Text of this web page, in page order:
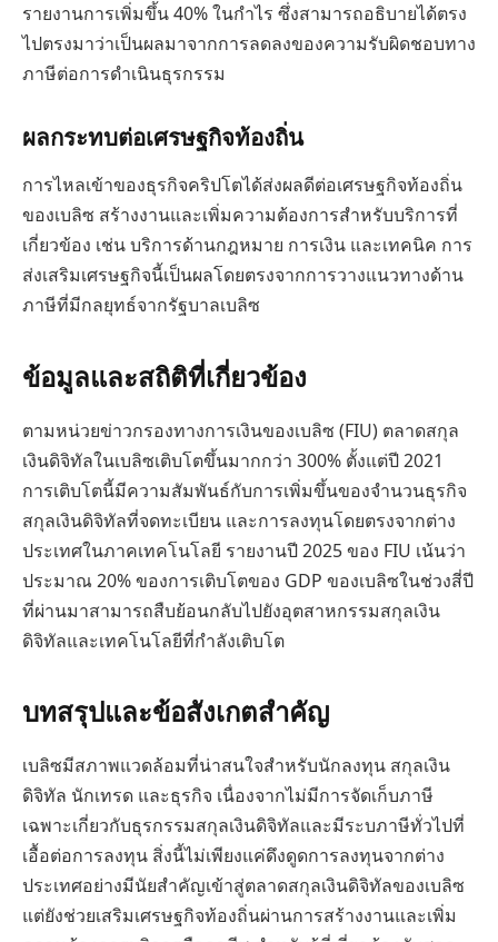
รายงานการเพิ่มขึ้น 40% ในกำไร ซึ่งสามารถอธิบายได้ตรง
ไปตรงมาว่าเป็นผลมาจากการลดลงของความรับผิดชอบทาง
ภาษีต่อการดำเนินธุรกรรม
ผลกระทบต่อเศรษฐกิจท้องถิ่น
การไหลเข้าของธุรกิจคริปโตได้ส่งผลดีต่อเศรษฐกิจท้องถิ่น
ของเบลิซ สร้างงานและเพิ่มความต้องการสำหรับบริการที่
เกี่ยวข้อง เช่น บริการด้านกฎหมาย การเงิน และเทคนิค การ
ส่งเสริมเศรษฐกิจนี้เป็นผลโดยตรงจากการวางแนวทางด้าน
ภาษีที่มีกลยุทธ์จากรัฐบาลเบลิซ
ข้อมูลและสถิติที่เกี่ยวข้อง
ตามหน่วยข่าวกรองทางการเงินของเบลิซ (FIU) ตลาดสกุล
เงินดิจิทัลในเบลิซเติบโตขึ้นมากกว่า 300% ตั้งแต่ปี 2021
การเติบโตนี้มีความสัมพันธ์กับการเพิ่มขึ้นของจำนวนธุรกิจ
สกุลเงินดิจิทัลที่จดทะเบียน และการลงทุนโดยตรงจากต่าง
ประเทศในภาคเทคโนโลยี รายงานปี 2025 ของ FIU เน้นว่า
ประมาณ 20% ของการเติบโตของ GDP ของเบลิซในช่วงสี่ปี
ที่ผ่านมาสามารถสืบย้อนกลับไปยังอุตสาหกรรมสกุลเงิน
ดิจิทัลและเทคโนโลยีที่กำลังเติบโต
บทสรุปและข้อสังเกตสำคัญ
เบลิซมีสภาพแวดล้อมที่น่าสนใจสำหรับนักลงทุน สกุลเงิน
ดิจิทัล นักเทรด และธุรกิจ เนื่องจากไม่มีการจัดเก็บภาษี
เฉพาะเกี่ยวกับธุรกรรมสกุลเงินดิจิทัลและมีระบภาษีทั่วไปที่
เอื้อต่อการลงทุน สิ่งนี้ไม่เพียงแค่ดึงดูดการลงทุนจากต่าง
ประเทศอย่างมีนัยสำคัญเข้าสู่ตลาดสกุลเงินดิจิทัลของเบลิซ
แต่ยังช่วยเสริมเศรษฐกิจท้องถิ่นผ่านการสร้างงานและเพิ่ม